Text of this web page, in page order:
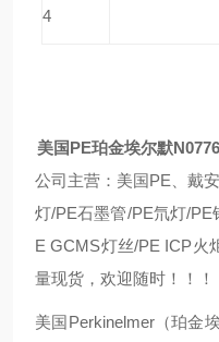
4
美国PE珀金埃尔默
公司主营：美国PE 、戴安
灯/PE石墨管/PE氘灯/PE
E GCMS灯丝/PE ICP火
量现货，欢迎随时！！！
美国Perkinelmer（珀金